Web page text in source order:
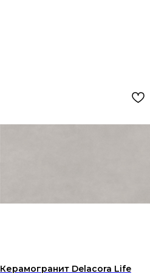
Керамогранит Delacora Life